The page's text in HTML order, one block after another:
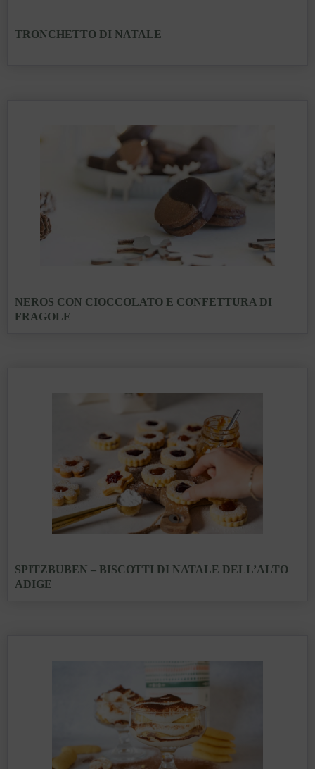
TRONCHETTO DI NATALE
NEROS CON CIOCCOLATO E CONFETTURA DI
FRAGOLE
SPITZBUBEN – BISCOTTI DI NATALE DELL’ALTO
ADIGE